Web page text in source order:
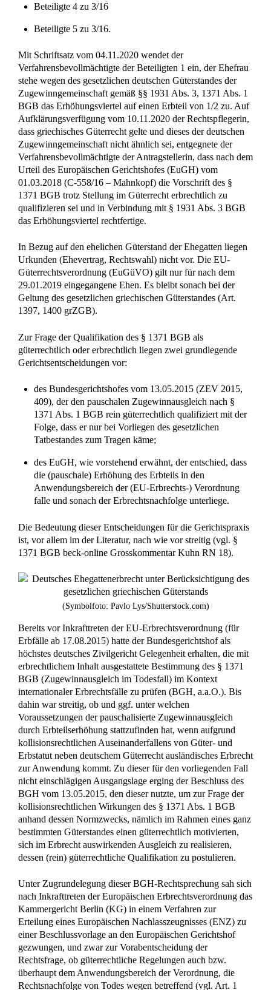
Beteiligte 4 zu 3/16
Beteiligte 5 zu 3/16.
Mit Schriftsatz vom 04.11.2020 wendet der
Verfahrensbevollmächtigte der Beteiligten 1 ein, der Ehefrau
stehe wegen des gesetzlichen deutschen Güterstandes der
Zugewinngemeinschaft gemäß §§ 1931 Abs. 3, 1371 Abs. 1
BGB das Erhöhungsviertel auf einen Erbteil von 1/2 zu. Auf
Aufklärungsverfügung vom 10.11.2020 der Rechtspflegerin,
dass griechisches Güterrecht gelte und dieses der deutschen
Zugewinngemeinschaft nicht ähnlich sei, entgegnete der
Verfahrensbevollmächtigte der Antragstellerin, dass nach dem
Urteil des Europäischen Gerichtshofes (EuGH) vom
01.03.2018 (C-558/16 – Mahnkopf) die Vorschrift des §
1371 BGB trotz Stellung im Güterrecht erbrechtlich zu
qualifizieren sei und in Verbindung mit § 1931 Abs. 3 BGB
das Erhöhungsviertel rechtfertige.
In Bezug auf den ehelichen Güterstand der Ehegatten liegen
Urkunden (Ehevertrag, Rechtswahl) nicht vor. Die EU-
Güterrechtsverordnung (EuGüVO) gilt nur für nach dem
29.01.2019 eingegangene Ehen. Es bleibt sonach bei der
Geltung des gesetzlichen griechischen Güterstandes (Art.
1397, 1400 grZGB).
Zur Frage der Qualifikation des § 1371 BGB als
güterrechtlich oder erbrechtlich liegen zwei grundlegende
Gerichtsentscheidungen vor:
des Bundesgerichtshofes vom 13.05.2015 (ZEV 2015,
409), der den pauschalen Zugewinnausgleich nach §
1371 Abs. 1 BGB rein güterrechtlich qualifiziert mit der
Folge, dass er nur bei Vorliegen des gesetzlichen
Tatbestandes zum Tragen käme;
des EuGH, wie vorstehend erwähnt, der entschied, dass
die (pauschale) Erhöhung des Erbteils in den
Anwendungsbereich der (EU-Erbrechts-) Verordnung
falle und sonach der Erbrechtsnachfolge unterliege.
Die Bedeutung dieser Entscheidungen für die Gerichtspraxis
ist, vor allem im der Literatur, nach wie vor streitig (vgl. §
1371 BGB beck-online Grosskommentar Kuhn RN 18).
(Symbolfoto: Pavlo Lys/Shutterstock.com)
Bereits vor Inkrafttreten der EU-Erbrechtsverordnung (für
Erbfälle ab 17.08.2015) hatte der Bundesgerichtshof als
höchstes deutsches Zivilgericht Gelegenheit erhalten, die mit
erbrechtlichem Inhalt ausgestattete Bestimmung des § 1371
BGB (Zugewinnausgleich im Todesfall) im Kontext
internationaler Erbrechtsfälle zu prüfen (BGH, a.a.O.). Bis
dahin war streitig, ob und ggf. unter welchen
Voraussetzungen der pauschalisierte Zugewinnausgleich
durch Erbteilserhöhung stattzufinden hat, wenn aufgrund
kollisionsrechtlichen Auseinanderfallens von Güter- und
Erbstatut neben deutschem Güterrecht ausländisches Erbrecht
zur Anwendung kommt. Zu dieser für den vorliegenden Fall
nicht einschlägigen Ausgangslage erging der Beschluss des
BGH vom 13.05.2015, den dieser nutzte, um zur Frage der
kollisionsrechtlichen Wirkungen des § 1371 Abs. 1 BGB
anhand dessen Normzwecks, nämlich im Rahmen eines ganz
bestimmten Güterstandes einen güterrechtlich motivierten,
sich im Erbrecht auswirkenden Ausgleich zu realisieren,
dessen (rein) güterrechtliche Qualifikation zu postulieren.
Unter Zugrundelegung dieser BGH-Rechtsprechung sah sich
nach Inkrafttreten der Europäischen Erbrechtsverordnung das
Kammergericht Berlin (KG) in einem Verfahren zur
Erteilung eines Europäischen Nachlasszeugnisses (ENZ) zu
einer Beschlussvorlage an den Europäischen Gerichtshof
gezwungen, und zwar zur Vorabentscheidung der
Rechtsfrage, ob güterrechtliche Regelungen auch bzw.
überhaupt dem Anwendungsbereich der Verordnung, die
Rechtsnachfolge von Todes wegen betreffend (vgl. Art. 1